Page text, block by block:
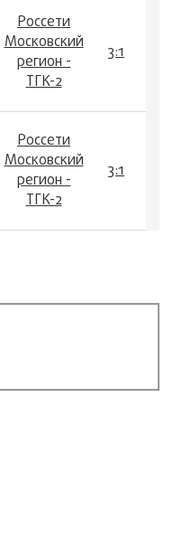
Россети
Московский
регион -
ТГК-2
3:1
Россети
Московский
регион -
ТГК-2
3:1